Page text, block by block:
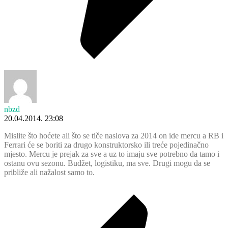
nbzd
20.04.2014. 23:08
Mislite što hoćete ali što se tiče naslova za 2014 on ide mercu a RB i
Ferrari će se boriti za drugo konstruktorsko ili treće pojedinačno
mjesto. Mercu je prejak za sve a uz to imaju sve potrebno da tamo i
ostanu ovu sezonu. Budžet, logistiku, ma sve. Drugi mogu da se
približe ali nažalost samo to.